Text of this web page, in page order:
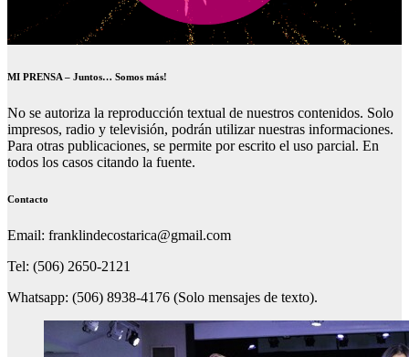
MI PRENSA – Juntos… Somos más!
No se autoriza la reproducción textual de nuestros contenidos. Solo
impresos, radio y televisión, podrán utilizar nuestras informaciones.
Para otras publicaciones, se permite por escrito el uso parcial. En
todos los casos citando la fuente.
Contacto
Email: franklindecostarica@gmail.com
Tel: (506) 2650-2121
Whatsapp: (506) 8938-4176 (Solo mensajes de texto).